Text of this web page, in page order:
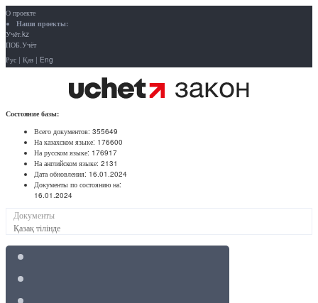
О проекте
Наши проекты:
Учёт.kz
ПОБ.Учёт
Рус | Қаз | Eng
Состояние базы:
Всего документов: 355649
На казахском языке: 176600
На русском языке: 176917
На английском языке: 2131
Дата обновления: 16.01.2024
Документы по состоянию на:
16.01.2024
Документы
Қазақ тілінде